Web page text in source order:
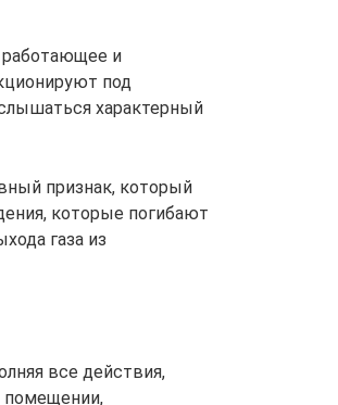
работающее и
под
характерный
признак, который
которые погибают
газа из
все действия,
помещении,